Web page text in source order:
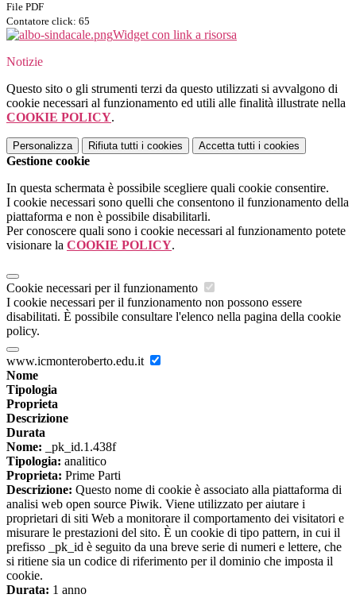
File PDF
Contatore click: 65
Widget con link a risorsa
Notizie
Questo sito o gli strumenti terzi da questo utilizzati si avvalgono di
cookie necessari al funzionamento ed utili alle finalità illustrate nella
COOKIE POLICY.
Personalizza Rifiuta tutti i cookies Accetta tutti i cookies
Gestione cookie
In questa schermata è possibile scegliere quali cookie consentire.
I cookie necessari sono quelli che consentono il funzionamento della
piattaforma e non è possibile disabilitarli.
Per conoscere quali sono i cookie necessari al funzionamento potete
visionare la COOKIE POLICY.
Cookie necessari per il funzionamento
I cookie necessari per il funzionamento non possono essere
disabilitati. È possibile consultare l'elenco nella pagina della cookie
policy.
www.icmonteroberto.edu.it
Nome
Tipologia
Proprieta
Descrizione
Durata
Nome: _pk_id.1.438f
Tipologia: analitico
Proprieta: Prime Parti
Descrizione: Questo nome di cookie è associato alla piattaforma di
analisi web open source Piwik. Viene utilizzato per aiutare i
proprietari di siti Web a monitorare il comportamento dei visitatori e
misurare le prestazioni del sito. È un cookie di tipo pattern, in cui il
prefisso _pk_id è seguito da una breve serie di numeri e lettere, che
si ritiene sia un codice di riferimento per il dominio che imposta il
cookie.
Durata: 1 anno